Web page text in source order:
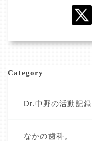
Category
Dr.中野の活動記録
なかの歯科。